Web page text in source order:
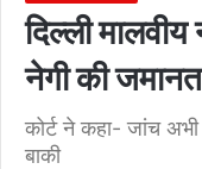
दिल्ली
नेगी की
कोर्ट ने कहा- जांच
बाकी